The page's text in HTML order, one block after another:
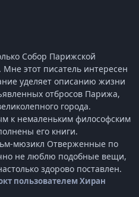
Собор Парижской
этот писатель интересен
уделяет описанию жизни
отбросов Парижа,
города.
к немаленьким философским
его книги.
мюзикл Отверженные по
не люблю подобные вещи,
здорово поставлен.
пользователем Хиран